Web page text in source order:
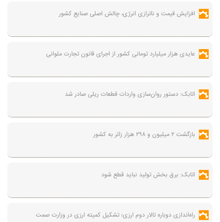
افزایش قیمت و ناترازی انرژی، چالش اصلی صنایع کشور
عایدی هزار میلیارد تومانی کشور از اجرای قانون تجارت ملوانی
اتابک: دستور روان‌سازی واردات قطعات ریلی صادر شد
بازگشت ۲ میلیون و ۲۹۸ هزار زائر به کشور
اتابک: برق بخش تولید نباید قطع شود
راه‌اندازی دوباره تالار دوم ارزی؛ تشکیل کمیته ارزی در وزارت صمت